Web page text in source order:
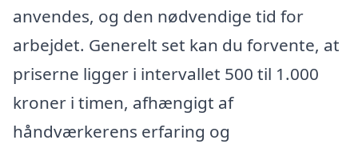
anvendes, og den nødvendige tid for
arbejdet. Generelt set kan du forvente, at
priserne ligger i intervallet 500 til 1.000
kroner i timen, afhængigt af
håndværkerens erfaring og